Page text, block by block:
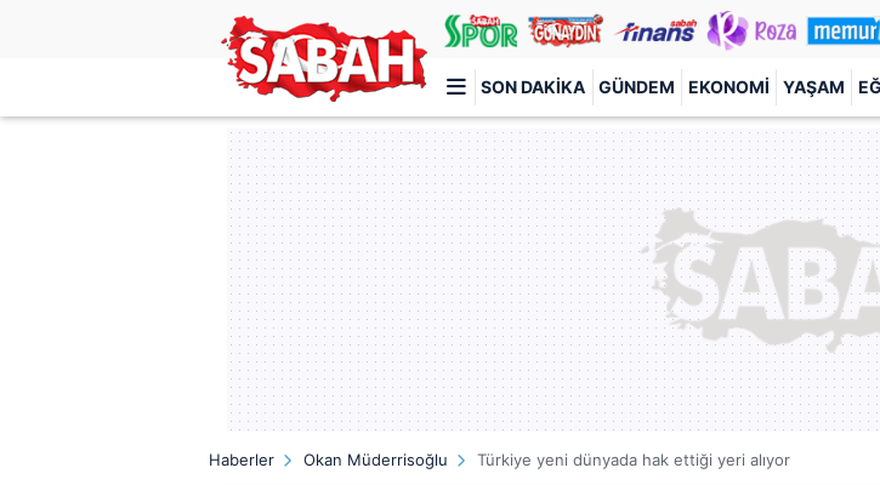
SON DAKIKA GÜNDEM EKONOMI YAŞAM
Türkiye'nin en iyi haber sitesi
Haberler Okan Müderrisoğlu Türkiye yeni dünyada hak ettiği yeri alıyor